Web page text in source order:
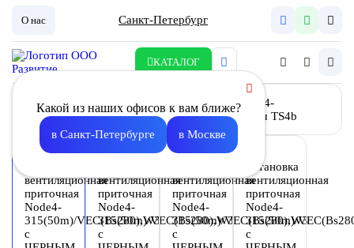
О нас Санкт-Петербург
КАТАЛОГ
Какой из наших офисов к вам ближе?
в Санкт-Петербурге в Москве